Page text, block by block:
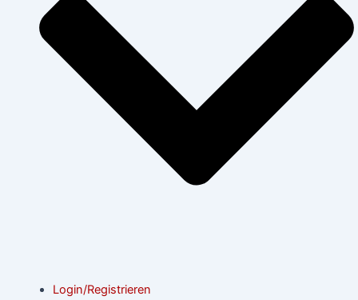
Login/Registrieren